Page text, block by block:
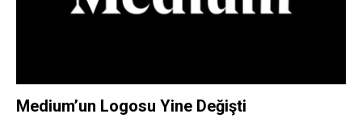
Medium’un Logosu Yine Değişti